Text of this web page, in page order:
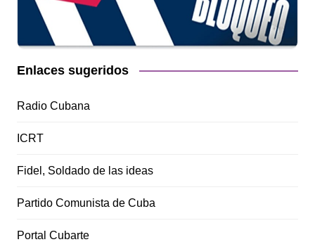
Enlaces sugeridos
Radio Cubana
ICRT
Fidel, Soldado de las ideas
Partido Comunista de Cuba
Portal Cubarte